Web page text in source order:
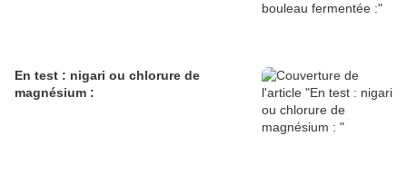
En test : nigari ou chlorure de
magnésium :